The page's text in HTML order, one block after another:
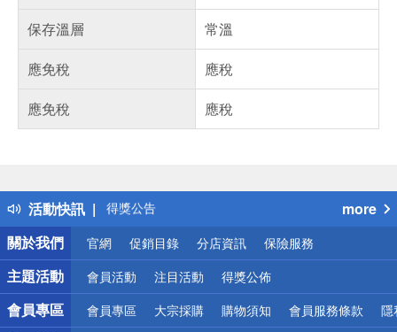
保存溫層
常溫
應免稅
應稅
應免稅
應稅
活動快訊
得獎公告
熱門話題
銀行優惠
偏遠地區配送
詐騙網頁！請小心！
more
關於我們
官網 促銷目錄 分店資訊 保險服務
主題活動 會員活動 注目活動 得獎公佈
會員專區 會員專區 大宗採購 購物須知 會員服務條款 隱